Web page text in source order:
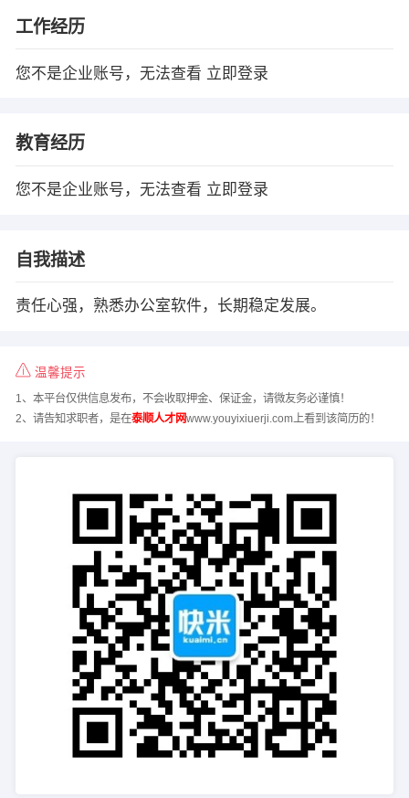
工作经历
您不是企业账号，无法查看 立即登录
教育经历
您不是企业账号，无法查看 立即登录
自我描述
责任心强，熟悉办公室软件，长期稳定发展。
温馨提示
1、本平台仅供信息发布，不会收取押金、保证金，请微友务必谨慎！
2、请告知求职者，是在泰顺人才网www.youyixiuerji.com上看到该简历的！